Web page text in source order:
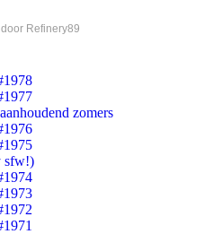
Refinery89
zomers
sfw!)